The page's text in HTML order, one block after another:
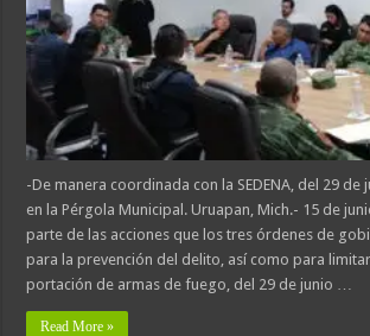
-De manera coordinada con la SEDENA, del 29 de
en la Pérgola Municipal. Uruapan, Mich.- 15 de
parte de las acciones que los tres órdenes de
para la prevención del delito, así como para
portación de armas de fuego, del 29 de junio …
Read More »